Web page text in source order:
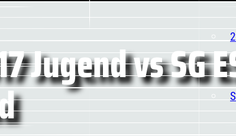
Jugend vs SG